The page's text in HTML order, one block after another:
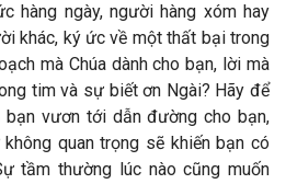
hàng ngày, người hàng xóm hay
khác, ký ức về một thất bại trong
mà Chúa dành cho bạn, lời mà
tim và sự biết ơn Ngài? Hãy để
bạn vươn tới dẫn đường cho bạn,
quan trọng sẽ khiến bạn có
tầm thường lúc nào cũng muốn